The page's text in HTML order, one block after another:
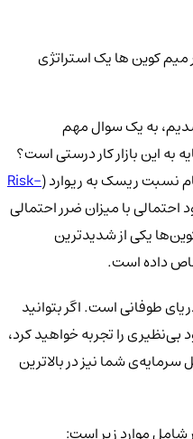
میم کوین ها یک استراتژی
به یک سوال مهم
این بازار کار درستی است؟
نسبت ریسک به ریوارد (Risk-
با میزان ضرر احتمالی
یکی از شدیدترین
داده است.
طوفانی است. اگر بتوانید
را تجربه خواهید کرد،
شما نیز در بالاترین
شامل موارد زیر است: